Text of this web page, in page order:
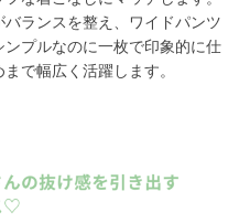
ランスを整え、ワイドパンツ
プルなのに一枚で印象的に仕
で幅広く活躍します。